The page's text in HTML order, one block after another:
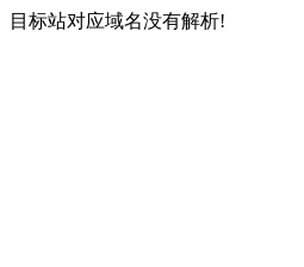
目标站对应域名没有解析!